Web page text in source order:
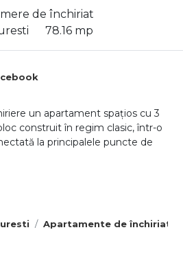
de închiriat
78.16 mp
Apartamente de închiriat
un apartament spațios cu 3
construit în regim clasic, într-o
la principalele puncte de
eficient și